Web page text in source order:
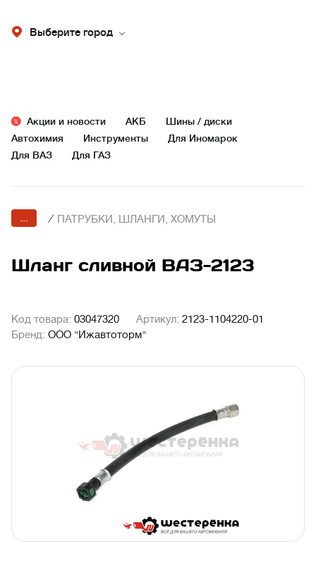
Выберите город
Акции и новости АКБ
Шины / диски
Автохимия
Инструменты
Для Иномарок
Для ВАЗ
Для ГАЗ
... / ПАТРУБКИ, ШЛАНГИ, ХОМУТЫ
Шланг сливной ВАЗ-2123
Код товара: 03047320 Артикул: 2123-1104220-01
Бренд: ООО "Ижавтоторм"